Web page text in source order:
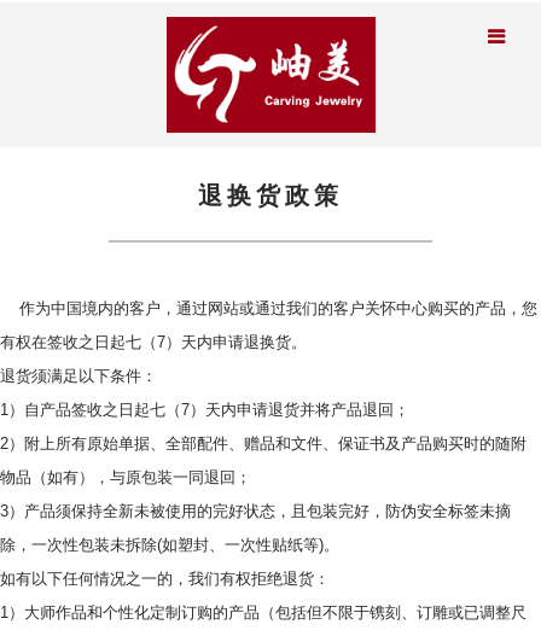
退换货政策
作为中国境内的客户，通过网站或通过我们的客户关怀中心购买的产品，您
有权在签收之日起七（7）天内申请退换货。
退货须满足以下条件：
1）自产品签收之日起七（7）天内申请退货并将产品退回；
2）附上所有原始单据、全部配件、赠品和文件、保证书及产品购买时的随附
物品（如有），与原包装一同退回；
3）产品须保持全新未被使用的完好状态，且包装完好，防伪安全标签未摘
除，一次性包装未拆除(如塑封、一次性贴纸等)。
如有以下任何情况之一的，我们有权拒绝退货：
1）大师作品和个性化定制订购的产品（包括但不限于镌刻、订雕或已调整尺